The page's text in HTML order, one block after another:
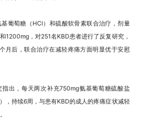
葡萄糖（HCl）和硫酸软骨素联合治疗，剂量
1200mg，对251名KBD患者进行了反复研究，
月后，联合治疗在减轻疼痛方面明显优于安慰
指出，每天两次补充750mg氨基葡萄糖硫酸盐
，持续6周，与患有KBD的成人的疼痛症状减轻